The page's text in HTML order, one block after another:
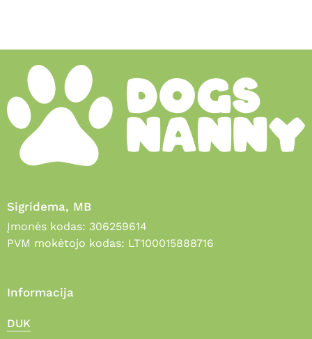
Sigridema, MB
Įmonės kodas: 306259614
PVM mokėtojo kodas: LT100015888716
Informacija
DUK